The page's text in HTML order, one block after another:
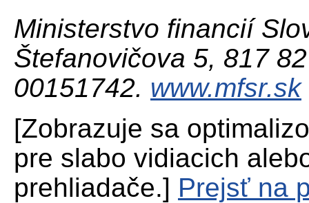
Ministerstvo financií
Štefanovičova 5, 817
00151742. www.mfsr.sk
[Zobrazuje sa
pre slabo vidiacich
prehliadače.] Prejsť na